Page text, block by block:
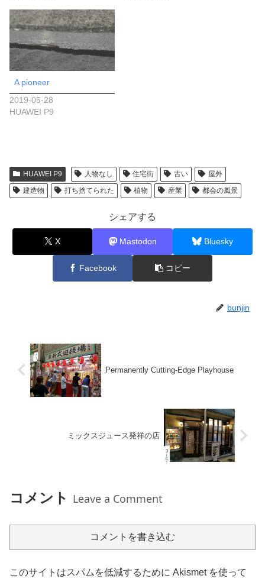
A pioneer
2019-05-28
HUAWEI P9
HUAWEI P9 人物なし 住宅街 古い
屋外
建造物
打ち捨てられた 植物 産業 都会の風景
シェアする
X Mastodon Bluesky
Facebook コピー
bunjin
Permanently Cutting-Edge Playhouse
ミックスジュース発祥の店
コメント Leave a Comment
コメントを書き込む
このサイトはスパムを低減するために Akismet を使って